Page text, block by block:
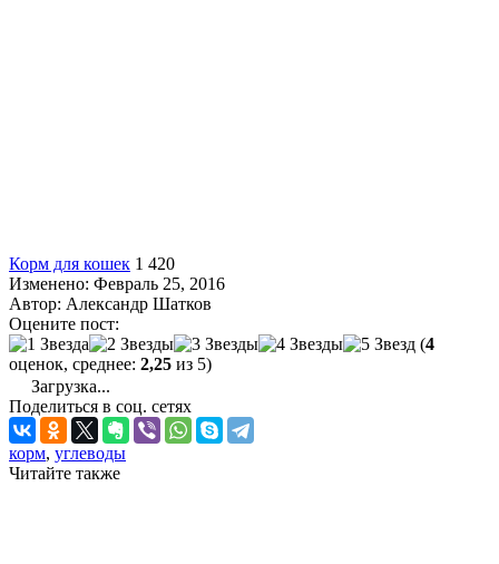
Корм для кошек 1 420
Изменено: Февраль 25, 2016
Автор: Александр Шатков
Оцените пост:
(4
оценок, среднее: 2,25 из 5)
Загрузка...
Поделиться в соц. сетях
корм, углеводы
Читайте также